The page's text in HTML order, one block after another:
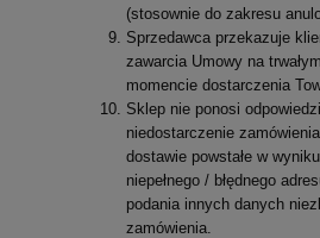
(stosownie do zakresu
Sprzedawca przekazuje
zawarcia Umowy na
momencie dostarczenia
Sklep nie ponosi
niedostarczenie
dostawie powstałe w
niepełnego / błędnego
podania innych danych
zamówienia.